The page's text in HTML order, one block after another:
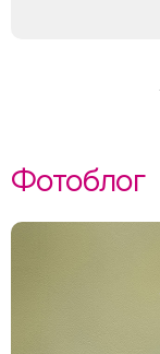
Фотоблог